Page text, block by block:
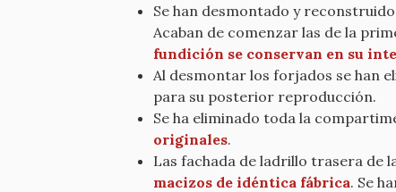
Se han desmontado y
Acaban de comenzar las de la
fundición se conservan en su
Al desmontar los forjados se han
para su posterior reproducción.
Se ha eliminado toda la
originales.
Las fachada de ladrillo trasera de
macizos de idéntica fábrica. Se